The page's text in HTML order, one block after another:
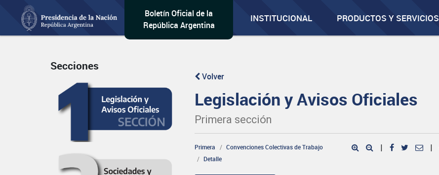
Boletín Oficial de la
República Argentina
INSTITUCIONAL PRODUCTOS Y SERVICIOS
Secciones
Volver
Legislación y Avisos Oficiales
Primera sección
Primera
Convenciones Colectivas de Trabajo
Detalle
| |